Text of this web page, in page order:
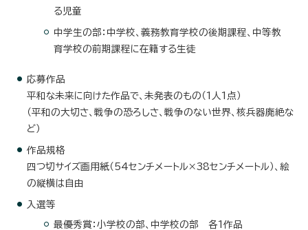
る児童
中学生の部：中学校、義務教育学校の後期課程、中等教
育学校の前期課程に在籍する生徒
応募作品
平和な未来に向けた作品で、未発表のもの（1人1点）
（平和の大切さ、戦争の恐ろしさ、戦争のない世界、核兵器廃絶な
ど）
作品規格
四つ切サイズ画用紙（54センチメートル×38センチメートル）、絵
の縦横は自由
入選等
最優秀賞：小学校の部、中学校の部 各1作品